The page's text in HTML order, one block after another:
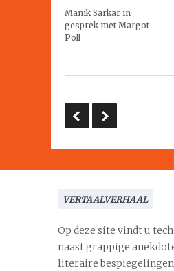
Manik Sarkar in
gesprek met Margot
Poll
VERTAALVERHAAL
Op deze site vindt u
naast grappige
literaire